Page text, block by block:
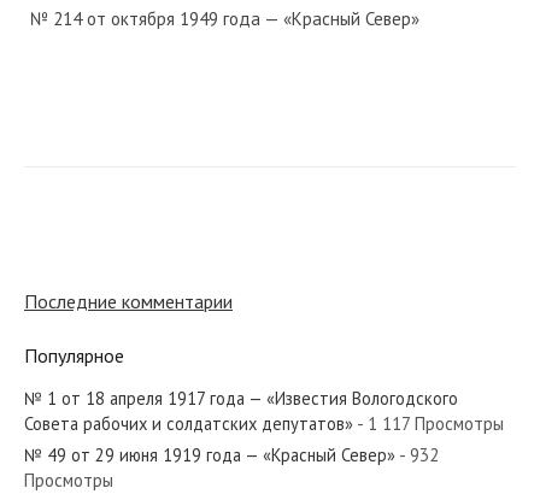
№ 214 от октября 1949 года — «Красный Север»
№ 144 от июня 1933 года — «Красный Север»
Последние комментарии
Популярное
№ 1 от 18 апреля 1917 года — «Известия Вологодского
Совета рабочих и солдатских депутатов» - 1 117 Просмотры
№ 49 от 29 июня 1919 года — «Красный Север» - 932
Просмотры